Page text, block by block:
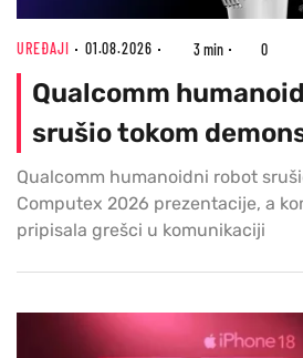
UREĐAJI 01.08.2026 3 min 0
Qualcomm
srušio tokom
Qualcomm humanoidni robot
Computex 2026 prezentacije, a
pripisala grešci u komunikaciji